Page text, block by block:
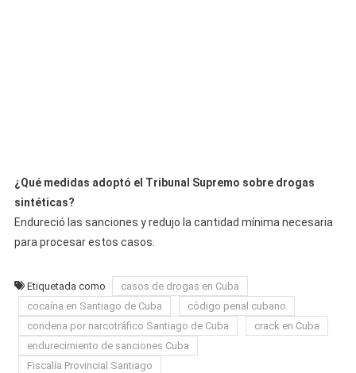
¿Qué medidas adoptó el Tribunal Supremo sobre drogas
sintéticas?
Endureció las sanciones y redujo la cantidad mínima necesaria
para procesar estos casos.
Etiquetada como
casos de drogas en Cuba
cocaína en Santiago de Cuba
código penal cubano
condena por narcotráfico Santiago de Cuba
crack en Cuba
endurecimiento de sanciones Cuba
Fiscalía Provincial Santiago